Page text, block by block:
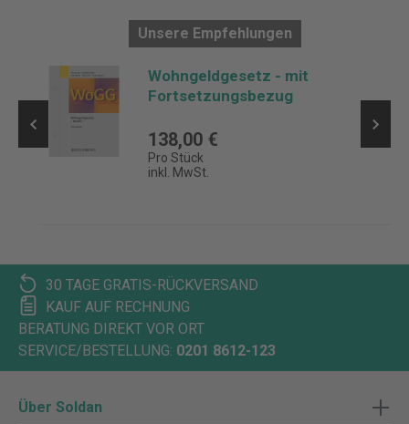
Unsere Empfehlungen
Wohngeldgesetz - mit
Fortsetzungsbezug
138,00 €
Pro Stück
inkl. MwSt.
30 TAGE GRATIS-RÜCKVERSAND
KAUF AUF RECHNUNG
BERATUNG DIREKT VOR ORT
SERVICE/BESTELLUNG: 0201 8612-123
Über Soldan